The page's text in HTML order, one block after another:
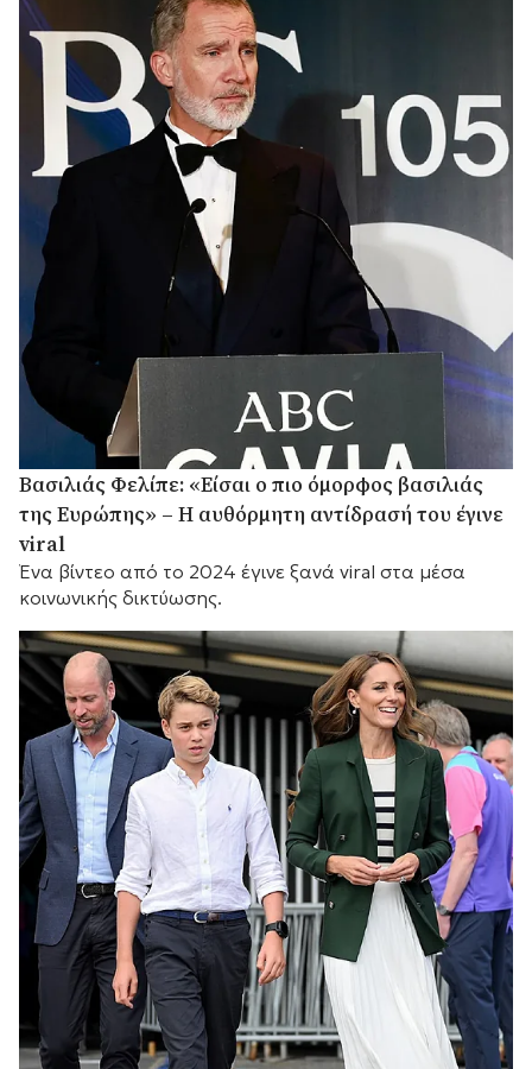
Βασιλιάς Φελίπε: «Είσαι ο πιο όμορφος βασιλιάς
της Ευρώπης» – Η αυθόρμητη αντίδρασή του έγινε
viral
Ένα βίντεο από το 2024 έγινε ξανά viral στα μέσα
κοινωνικής δικτύωσης.